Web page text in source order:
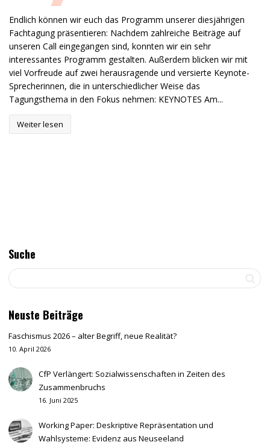
Endlich können wir euch das Programm unserer diesjährigen
Fachtagung präsentieren: Nachdem zahlreiche Beiträge auf
unseren Call eingegangen sind, konnten wir ein sehr
interessantes Programm gestalten. Außerdem blicken wir mit
viel Vorfreude auf zwei herausragende und versierte Keynote-
Sprecherinnen, die in unterschiedlicher Weise das
Tagungsthema in den Fokus nehmen: KEYNOTES Am...
Weiter lesen
Suche
Neuste Beiträge
Faschismus 2026 – alter Begriff, neue Realität?
10. April 2026
CfP Verlängert: Sozialwissenschaften in Zeiten des
Zusammenbruchs
16. Juni 2025
Working Paper: Deskriptive Repräsentation und
Wahlsysteme: Evidenz aus Neuseeland